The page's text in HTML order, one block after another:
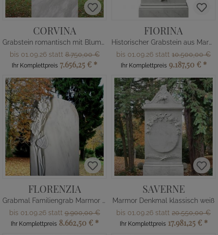
CORVINA
Grabstein romantisch mit Blumen
bis 01.09.26 statt8.750,00 €
Ihr Komplettpreis 7.656,25 € *
FIORINA
Historischer Grabstein aus Marmor
bis 01.09.26 statt 10.500,00 €
Ihr Komplettpreis 9.187,50 € *
FLORENZIA
Grabmal Familiengrab Marmor mit Blume
bis 01.09.26 statt9.900,00 €
Ihr Komplettpreis 8.662,50 € *
SAVERNE
Marmor Denkmal klassisch weiß
bis 01.09.26 statt 20.550,00 €
Ihr Komplettpreis 17.981,25 € *